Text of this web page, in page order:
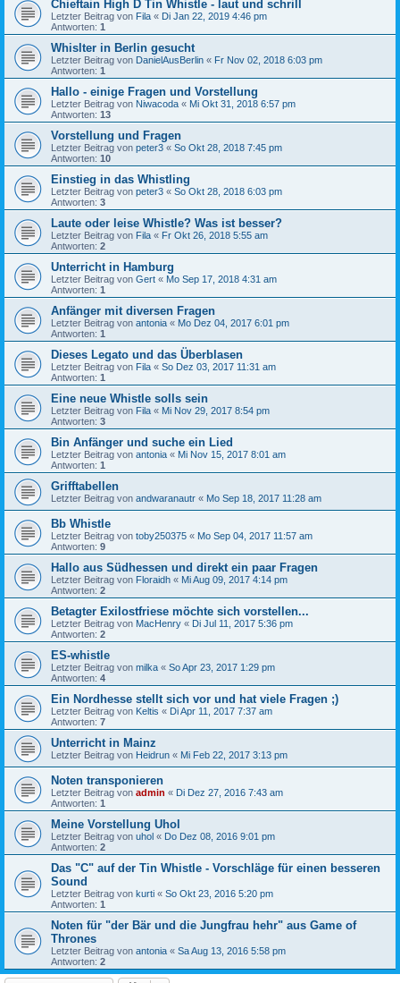
Chieftain High D Tin Whistle - laut und schrill
Letzter Beitrag von Fila « Di Jan 22, 2019 4:46 pm
Antworten: 1
Whislter in Berlin gesucht
Letzter Beitrag von DanielAusBerlin « Fr Nov 02, 2018 6:03 pm
Antworten: 1
Hallo - einige Fragen und Vorstellung
Letzter Beitrag von Niwacoda « Mi Okt 31, 2018 6:57 pm
Antworten: 13
Vorstellung und Fragen
Letzter Beitrag von peter3 « So Okt 28, 2018 7:45 pm
Antworten: 10
Einstieg in das Whistling
Letzter Beitrag von peter3 « So Okt 28, 2018 6:03 pm
Antworten: 3
Laute oder leise Whistle? Was ist besser?
Letzter Beitrag von Fila « Fr Okt 26, 2018 5:55 am
Antworten: 2
Unterricht in Hamburg
Letzter Beitrag von Gert « Mo Sep 17, 2018 4:31 am
Antworten: 1
Anfänger mit diversen Fragen
Letzter Beitrag von antonia « Mo Dez 04, 2017 6:01 pm
Antworten: 1
Dieses Legato und das Überblasen
Letzter Beitrag von Fila « So Dez 03, 2017 11:31 am
Antworten: 1
Eine neue Whistle solls sein
Letzter Beitrag von Fila « Mi Nov 29, 2017 8:54 pm
Antworten: 3
Bin Anfänger und suche ein Lied
Letzter Beitrag von antonia « Mi Nov 15, 2017 8:01 am
Antworten: 1
Grifftabellen
Letzter Beitrag von andwaranautr « Mo Sep 18, 2017 11:28 am
Bb Whistle
Letzter Beitrag von toby250375 « Mo Sep 04, 2017 11:57 am
Antworten: 9
Hallo aus Südhessen und direkt ein paar Fragen
Letzter Beitrag von Floraidh « Mi Aug 09, 2017 4:14 pm
Antworten: 2
Betagter Exilostfriese möchte sich vorstellen...
Letzter Beitrag von MacHenry « Di Jul 11, 2017 5:36 pm
Antworten: 2
ES-whistle
Letzter Beitrag von milka « So Apr 23, 2017 1:29 pm
Antworten: 4
Ein Nordhesse stellt sich vor und hat viele Fragen ;)
Letzter Beitrag von Keltis « Di Apr 11, 2017 7:37 am
Antworten: 7
Unterricht in Mainz
Letzter Beitrag von Heidrun « Mi Feb 22, 2017 3:13 pm
Noten transponieren
Letzter Beitrag von admin « Di Dez 27, 2016 7:43 am
Antworten: 1
Meine Vorstellung Uhol
Letzter Beitrag von uhol « Do Dez 08, 2016 9:01 pm
Antworten: 2
Das "C" auf der Tin Whistle - Vorschläge für einen besseren
Sound
Letzter Beitrag von kurti « So Okt 23, 2016 5:20 pm
Antworten: 1
Noten für "der Bär und die Jungfrau hehr" aus Game of
Thrones
Letzter Beitrag von antonia « Sa Aug 13, 2016 5:58 pm
Antworten: 2